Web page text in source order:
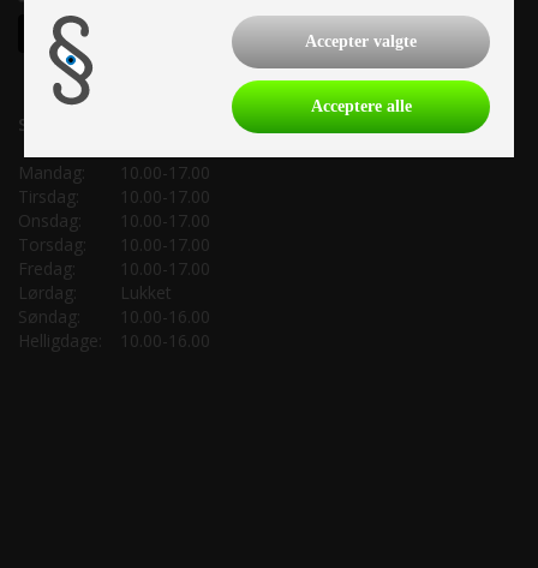
Salgsafdeling:
Mandag:
10.00-17.00
Tirsdag:
10.00-17.00
Onsdag:
10.00-17.00
Torsdag:
10.00-17.00
Fredag:
10.00-17.00
Lørdag:
Lukket
Søndag:
10.00-16.00
Helligdage:
10.00-16.00
Accepter valgte
Acceptere alle